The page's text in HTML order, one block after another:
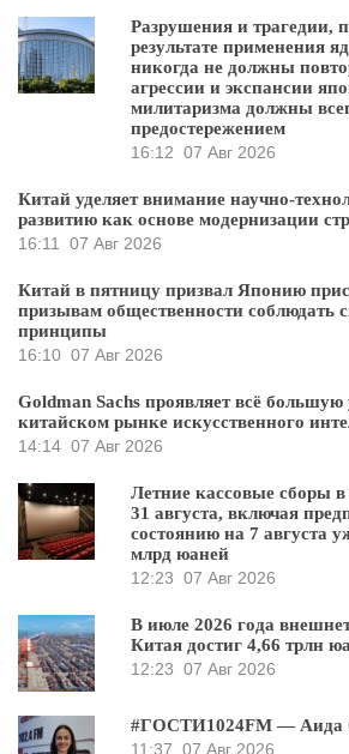
Разрушения и трагедии,
результате применения
никогда не должны
агрессии и экспансии
милитаризма должны
предостережением
16:12 07 Авг 2026
Китай уделяет внимание научно-
развитию как основе модернизации
16:11
07 Авг 2026
Китай в пятницу призвал Японию
призывам общественности соблюдать
принципы
16:10 07 Авг 2026
Goldman Sachs проявляет всё большую
китайском рынке искусственного
14:14 07 Авг 2026
Летние кассовые сборы
31 августа, включая
состоянию на 7 августа
млрд юаней
12:23 07 Авг 2026
В июле 2026 года
Китая достиг 4,66 трлн
12:23 07 Авг 2026
#ГОСТИ1024FM — Аида
11:37 07 Авг 2026